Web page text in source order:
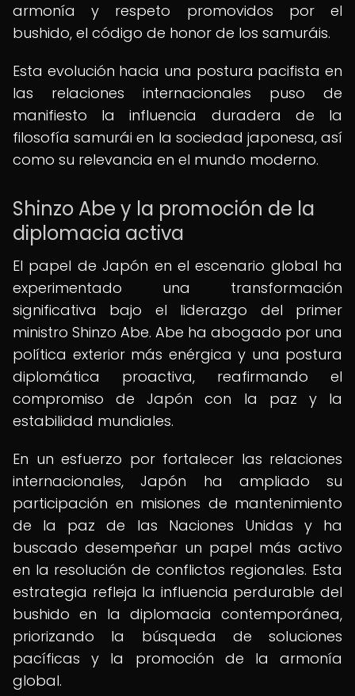
armonía y respeto promovidos por el
bushido, el código de honor de los samuráis.
Esta evolución hacia una postura pacifista en
las relaciones internacionales puso de
manifiesto la influencia duradera de la
filosofía samurái en la sociedad japonesa, así
como su relevancia en el mundo moderno.
Shinzo Abe y la promoción de la
diplomacia activa
El papel de Japón en el escenario global ha
experimentado una transformación
significativa bajo el liderazgo del primer
ministro Shinzo Abe. Abe ha abogado por una
política exterior más enérgica y una postura
diplomática proactiva, reafirmando el
compromiso de Japón con la paz y la
estabilidad mundiales.
En un esfuerzo por fortalecer las relaciones
internacionales, Japón ha ampliado su
participación en misiones de mantenimiento
de la paz de las Naciones Unidas y ha
buscado desempeñar un papel más activo
en la resolución de conflictos regionales. Esta
estrategia refleja la influencia perdurable del
bushido en la diplomacia contemporánea,
priorizando la búsqueda de soluciones
pacíficas y la promoción de la armonía
global.